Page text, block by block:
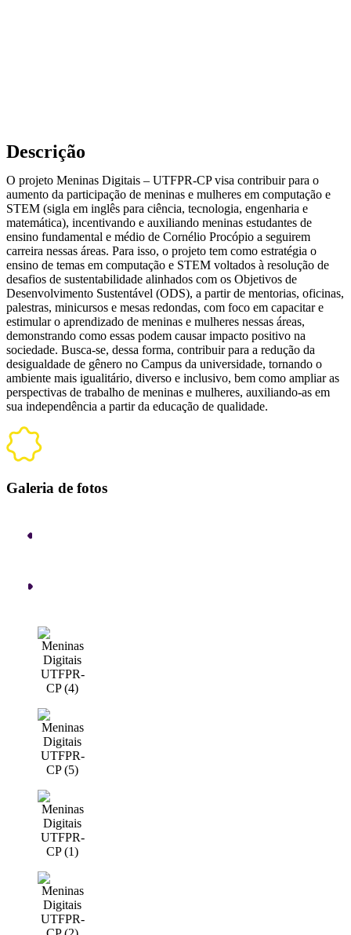
Descrição
O projeto Meninas Digitais – UTFPR-CP visa contribuir para o
aumento da participação de meninas e mulheres em computação e
STEM (sigla em inglês para ciência, tecnologia, engenharia e
matemática), incentivando e auxiliando meninas estudantes de
ensino fundamental e médio de Cornélio Procópio a seguirem
carreira nessas áreas. Para isso, o projeto tem como estratégia o
ensino de temas em computação e STEM voltados à resolução de
desafios de sustentabilidade alinhados com os Objetivos de
Desenvolvimento Sustentável (ODS), a partir de mentorias, oficinas,
palestras, minicursos e mesas redondas, com foco em capacitar e
estimular o aprendizado de meninas e mulheres nessas áreas,
demonstrando como essas podem causar impacto positivo na
sociedade. Busca-se, dessa forma, contribuir para a redução da
desigualdade de gênero no Campus da universidade, tornando o
ambiente mais igualitário, diverso e inclusivo, bem como ampliar as
perspectivas de trabalho de meninas e mulheres, auxiliando-as em
sua independência a partir da educação de qualidade.
Galeria de fotos